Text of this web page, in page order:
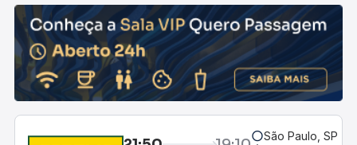
São Paulo, SP -